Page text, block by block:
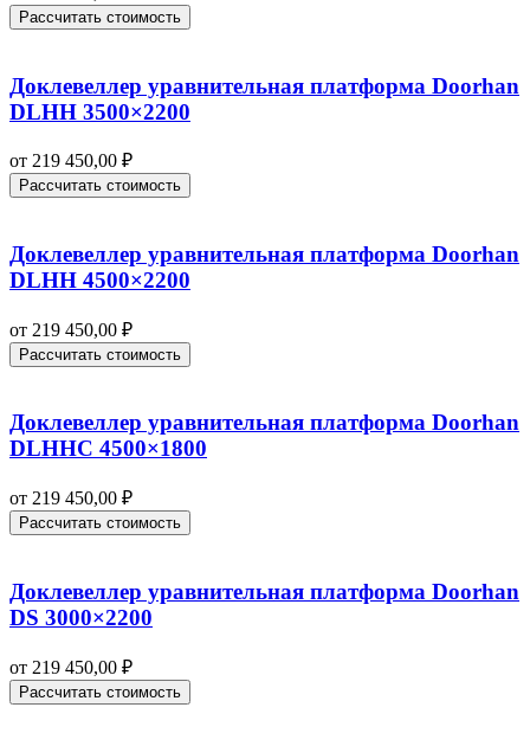
Рассчитать стоимость
Доклевеллер уравнительная платформа Doorhan
DLHH 3500×2200
от 219 450,00 ₽
Рассчитать стоимость
Доклевеллер уравнительная платформа Doorhan
DLHH 4500×2200
от 219 450,00 ₽
Рассчитать стоимость
Доклевеллер уравнительная платформа Doorhan
DLHHC 4500×1800
от 219 450,00 ₽
Рассчитать стоимость
Доклевеллер уравнительная платформа Doorhan
DS 3000×2200
от 219 450,00 ₽
Рассчитать стоимость